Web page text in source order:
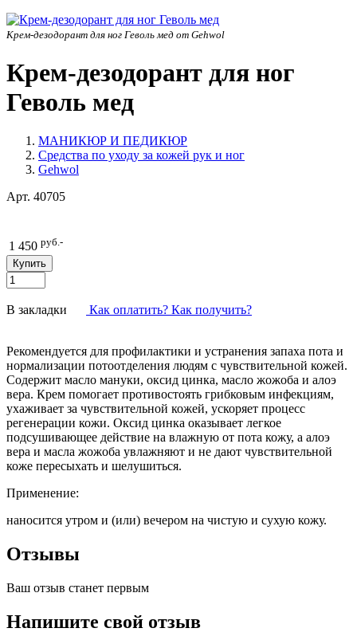
Крем-дезодорант для ног Геволь мед от Gehwol
Крем-дезодорант для ног
Геволь мед
МАНИКЮР И ПЕДИКЮР
Средства по уходу за кожей рук и ног
Gehwol
Арт. 40705
1 450 руб.-
В закладки Как оплатить? Как получить?
Рекомендуется для профилактики и устранения запаха пота и
нормализации потоотделения людям с чувствительной кожей.
Содержит масло мануки, оксид цинка, масло жожоба и алоэ
вера. Крем помогает противостоять грибковым инфекциям,
ухаживает за чувствительной кожей, ускоряет процесс
регенерации кожи. Оксид цинка оказывает легкое
подсушивающее действие на влажную от пота кожу, а алоэ
вера и масла жожоба увлажняют и не дают чувствительной
коже пересыхать и шелушиться.
Применение:
наносится утром и (или) вечером на чистую и сухую кожу.
Отзывы
Ваш отзыв станет первым
Напишите свой отзыв